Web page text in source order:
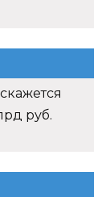
руб.